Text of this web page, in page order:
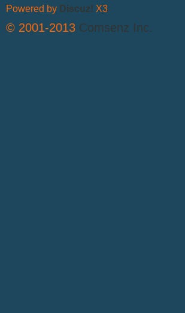
Powered by Discuz! X3
© 2001-2013 Comsenz Inc.